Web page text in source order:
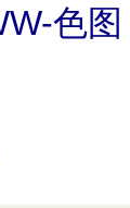
色图